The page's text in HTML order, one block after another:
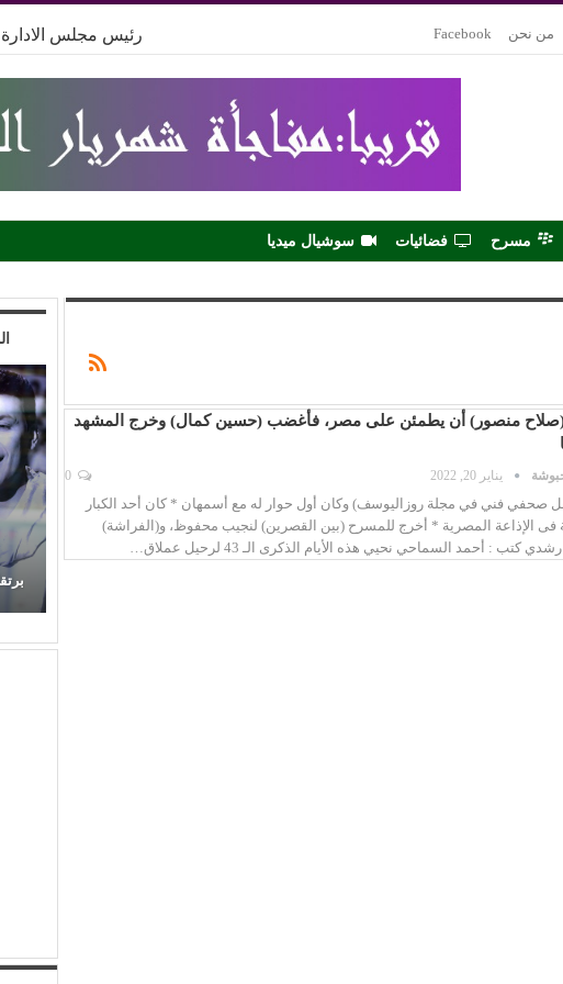
من نحن Facebook رئيس مجلس
مسرح فضائيات سوشيال ميديا
منصور) أن يطمئن على مصر، فأغضب (حسين كمال) وخرج المشهد
يناير 20, 2022
صحفي فني في مجلة روزاليوسف) وكان أول حوار له مع أسمهان * كان أحد الكبار
فى الإذاعة المصرية * أخرج للمسرح (بين القصرين) لنجيب محفوظ، و(الفراشة)
كتب : أحمد السماحي نحيي هذه الأيام الذكرى الـ 43 لرحيل عملاق…
في (زهر
عذوبة ورومانسية (عفاف راضي) في غناء (الذكريات)